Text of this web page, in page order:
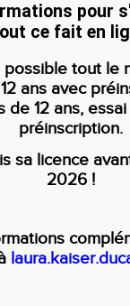
pour
ce fait en
possible tout le
ans avec p
de 12 ans,
préinscription.
sa licence
2026 !